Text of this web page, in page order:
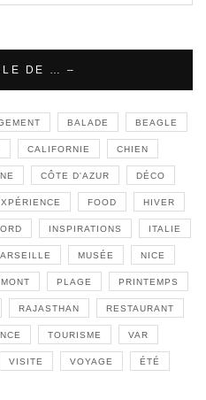
DE … –
BALADE BEAGLE
CALIFORNIE CHIEN
CÔTE D'AZUR DÉCO
FOOD HIVER
INSPIRATIONS ITALIE
MUSÉE NICE
PLAGE PRINTEMPS
RAJASTHAN RESTAURANT
TOURISME VAR
VISITE VOYAGE ÉTÉ